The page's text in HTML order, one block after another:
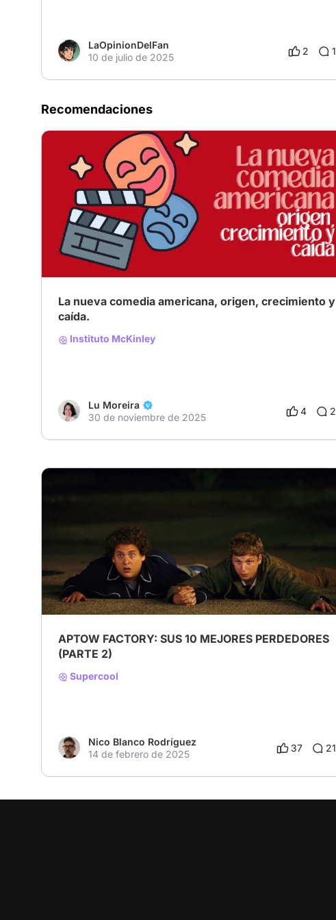
LaOpinionDelFan
10 de julio de 2025
2 1
Recomendaciones
La nueva comedia americana, origen, crecimiento y
caída.
Instituto McKinley
Lu Moreira
30 de noviembre de 2025
4 2
APTOW FACTORY: SUS 10 MEJORES PERDEDORES
(PARTE 2)
Supercool
Nico Blanco Rodríguez
14 de febrero de 2025
37 21